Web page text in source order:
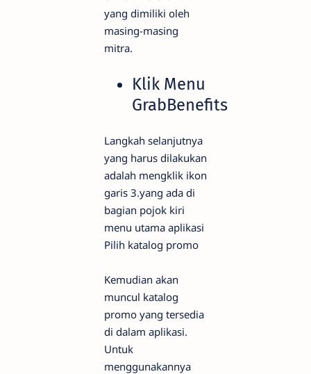
yang dimiliki oleh
masing-masing
mitra.
Klik Menu
GrabBenefits
Langkah selanjutnya
yang harus dilakukan
adalah mengklik ikon
garis 3.yang ada di
bagian pojok kiri
menu utama aplikasi
Pilih katalog promo
Kemudian akan
muncul katalog
promo yang tersedia
di dalam aplikasi.
Untuk
menggunakannya